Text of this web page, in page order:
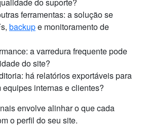
do suporte?
ferramentas: a solução se
backupe monitoramento de
a varredura frequente pode
do site?
há relatórios exportáveis para
internas e clientes?
envolve alinhar o que cada
o perfil do seu site.